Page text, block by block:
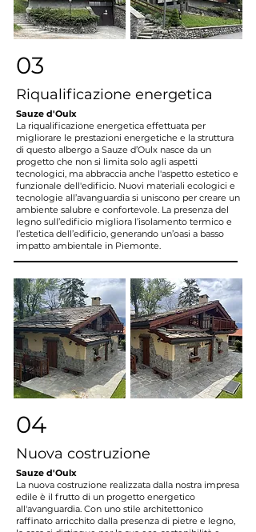
03
Riqualificazione energetica
Sauze d'Oulx
La riqualificazione energetica effettuata per
migliorare le prestazioni energetiche e la struttura
di questo albergo a Sauze d’Oulx nasce da un
progetto che non si limita solo agli aspetti
tecnologici, ma abbraccia anche l'aspetto estetico e
funzionale dell'edificio. Nuovi materiali ecologici e
tecnologie all’avanguardia si uniscono per creare un
ambiente salubre e confortevole. La presenza del
legno sull’edificio migliora l’isolamento termico e
l’estetica dell’edificio, generando un’oasi a basso
impatto ambientale in Piemonte.
04
Nuova costruzione
Sauze d'Oulx
La nuova costruzione realizzata dalla nostra impresa
edile è il frutto di un progetto energetico
all'avanguardia. Con uno stile architettonico
raffinato arricchito dalla presenza di pietre e legno,